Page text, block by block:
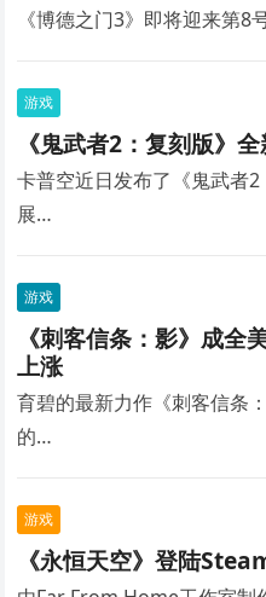
《博德之门3》即将迎来第
游戏
《鬼武者2：复刻版》
卡普空近日发布了《鬼武者
展…
游戏
《刺客信条：影》成全
上涨
育碧的最新力作《刺客信条
的…
游戏
《永恒天空》登陆